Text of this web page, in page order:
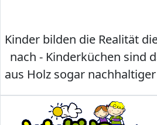
Kinder bilden die Realität
nach - Kinderküchen sind
aus Holz sogar